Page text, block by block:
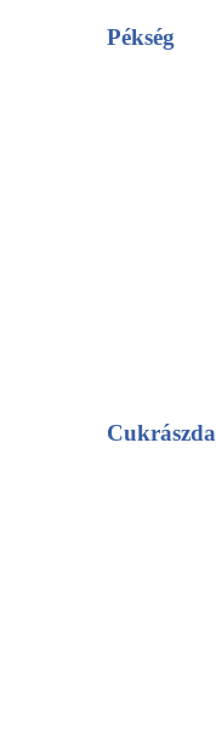
Pékség
Cukrászda